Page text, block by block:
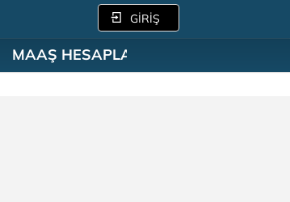
GİRİŞ
MAAŞ HESAPLAMA